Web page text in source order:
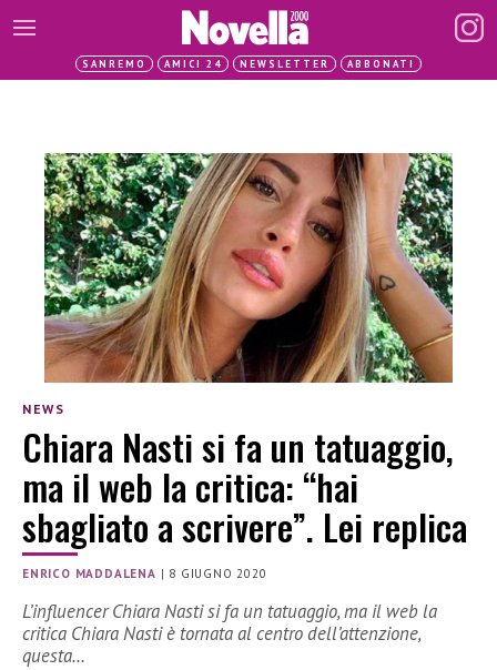
SANREMO AMICI 24 NEWSLETTER ABBONATI
NEWS
Chiara Nasti si fa un tatuaggio,
ma il web la critica: “hai
sbagliato a scrivere”. Lei replica
ENRICO MADDALENA | 8 GIUGNO 2020
L’influencer Chiara Nasti si fa un tatuaggio, ma il web la
critica Chiara Nasti è tornata al centro dell’attenzione,
questa…